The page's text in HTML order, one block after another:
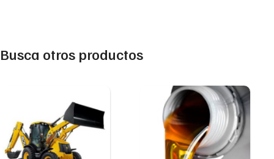
Busca otros productos